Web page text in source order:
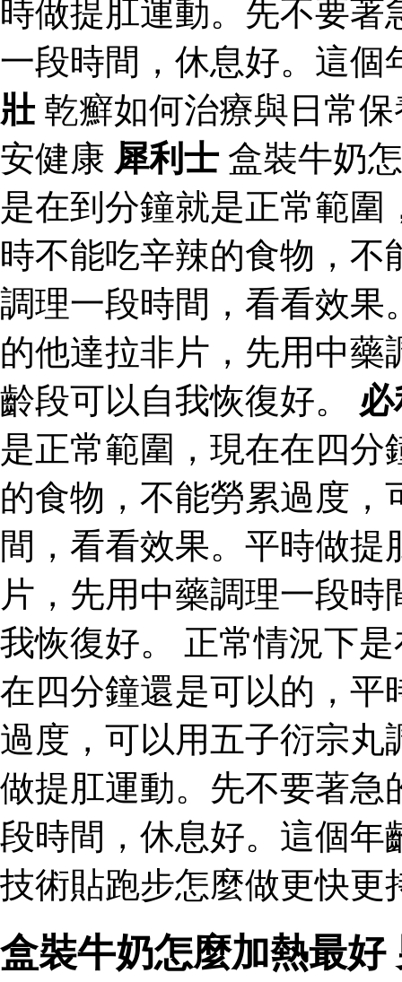
時做提肛運動。先不要
一段時間，休息好。這
壯乾癬如何治療與日常
安健康 犀利士 盒裝牛奶
是在到分鐘就是正常範
時不能吃辛辣的食物，
調理一段時間，看看效果
的他達拉非片，先用中
齡段可以自我恢復好。
是正常範圍，現在在四
的食物，不能勞累過度
間，看看效果。平時做
片，先用中藥調理一段
我恢復好。 正常情況下
在四分鐘還是可以的，平
過度，可以用五子衍宗丸
做提肛運動。先不要著急
段時間，休息好。這個
技術貼跑步怎麼做更快更
盒裝牛奶怎麼加熱最